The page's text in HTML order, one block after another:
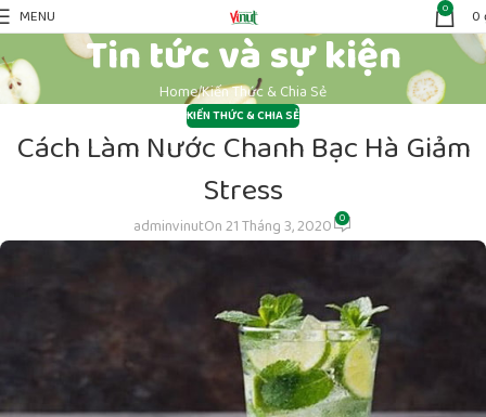
MENU 0 0
Tin tức và sự kiện
HomeKiến Thức & Chia Sẻ
KIẾN THỨC & CHIA SẺ
Cách Làm Nước Chanh Bạc Hà Giảm
Stress
adminvinutOn 21 Tháng 3, 2020 0